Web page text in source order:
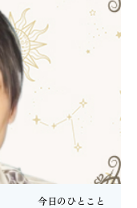
今日のひとこと